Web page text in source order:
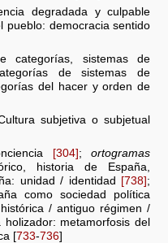
degradada y culpable
pueblo: democracia sentido
categorías, sistemas de
de sistemas de
del hacer y orden de
subjetiva o subjetual
[304] ;ortogramas
historia de España,
unidad / identidad [738] ;
como sociedad política
/ antiguo régimen /
holizador: metamorfosis del
[733-736]